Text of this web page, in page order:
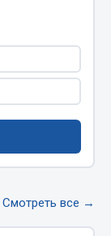
Смотреть все →